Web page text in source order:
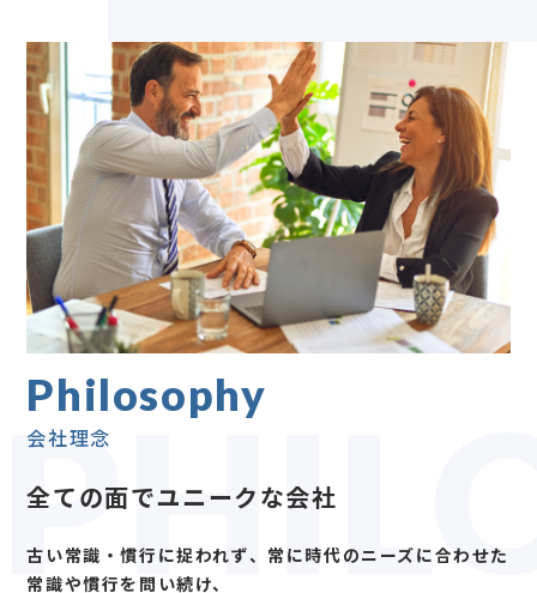
Philosophy
会社理念
全ての面でユニークな会社
古い常識・慣行に捉われず、常に時代のニーズに合わせた
常識や慣行を問い続け、